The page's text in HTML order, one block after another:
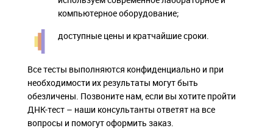
компьютерное оборудование;
доступные цены и кратчайшие сроки.
Все тесты выполняются конфиденциально и при
необходимости их результаты могут быть
обезличены. Позвоните нам, если вы хотите пройти
ДНК-тест – наши консультанты ответят на все
вопросы и помогут оформить заказ.